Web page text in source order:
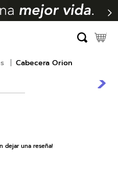
Cabecera Orion
dejar una reseña!